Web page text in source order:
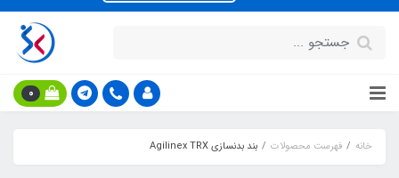
0
خانه فهرست محصولات بند بدنسازي Agilinex TRX